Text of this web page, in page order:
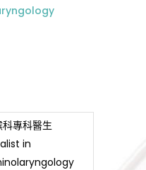
專科醫生
in